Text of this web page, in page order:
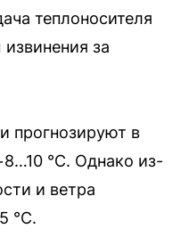
теплоносителя
за
прогнозируют в
°C. Однако из-
и ветра
°C.